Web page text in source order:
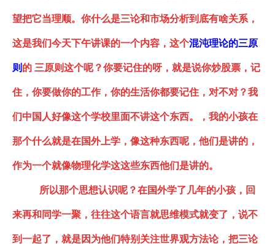
望把它当理顺。你什么是三论和市场分析到底有啥关系，
这是我们今天下午讲课的一个内容，这个混沌理论的三原
则 的 三原则这个呢？你要记住的呀，就是说你炒股票，记
住，你要做你的工作，你的生活你都要记住，对不对？我
们中国人好像这个学校里面不讲这个东西。，我的小孩在
那个什么就是在国外上学，像这种东西呢，他们是讲的，
作为一个就像物理化学这这些东西他们是讲的。
所以那个思想认识呢？在国外学了几年的小孩，回
来再和同学一聚，往往这个语言就思维模式就变了，说不
到一起了，就是因为他们特别关注世界观方法论，把三论